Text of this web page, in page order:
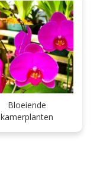
Bloeiende
kamerplanten